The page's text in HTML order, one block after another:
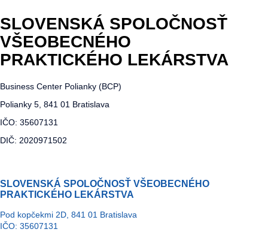
SLOVENSKÁ SPOLOČNOSŤ
VŠEOBECNÉHO
PRAKTICKÉHO LEKÁRSTVA
Business Center Polianky (BCP)
Polianky 5, 841 01 Bratislava
IČO: 35607131
DIČ: 2020971502
SLOVENSKÁ SPOLOČNOSŤ VŠEOBECNÉHO
PRAKTICKÉHO LEKÁRSTVA
Pod kopčekmi 2D, 841 01 Bratislava
IČO: 35607131